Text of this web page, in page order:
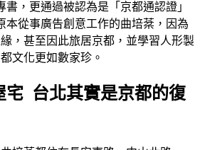
書，更通過被認為是「京都通認證」
本從事廣告創意工作的曲培棻，因為
，甚至因此旅居京都，並學習人形製
文化更如數家珍。
宅 台北其實是京都的復